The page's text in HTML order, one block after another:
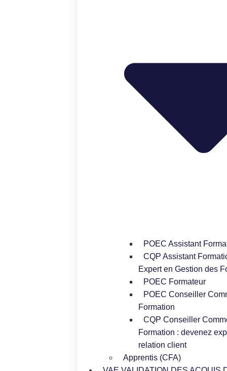
POEC Assistant
CQP Assistant
Expert en Gestion des
POEC Formateur
POEC Conseiller
Formation
CQP Conseiller
Formation : devenez
relation client
Apprentis (CFA)